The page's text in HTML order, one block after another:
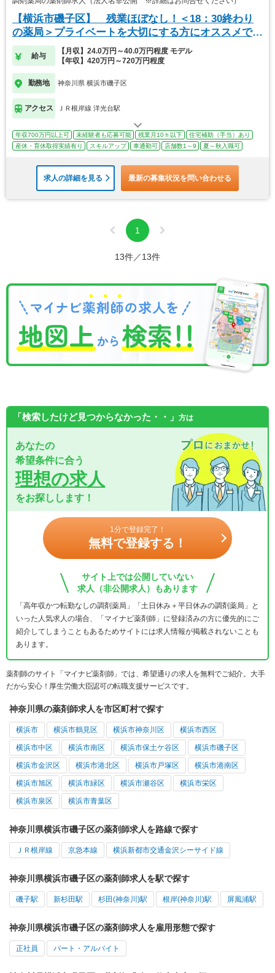
【横浜市磯子区】 残業ほぼなし！＜18：30終わり
の薬局＞プライベートを大切にする方にオススメで
す！
給与
【月収】24.0万円～40.0万円程度 モデル
【年収】420万円～720万円程度
勤務地 神奈川県 横浜市磯子区
アクセス ＪＲ根岸線 洋光台駅
年収700万円以上可 未経験者も応募可能 残業月10ｈ以下
住宅補助（手当）あり
産休・育休取得実績有り
スキルアップ 車通勤可 店舗数1～9 夏～秋入職可
求人の詳細を見る 最新の募集状況を問い合わせる
1
13件／13件
「検索したけど見つからなかった・・」 方は
あなたの
希望条件に合う
理想の求人
をお探しします！
1分で登録完了！
無料で登録する！
サイト上では公開していない
求人（非公開求人）もあります
「高年収かつ転勤なしの調剤薬局」「土日休み＋平日休みの調剤薬局」と
いった人気求人の場合、「マイナビ薬剤師」に登録済みの方に優先的にご
紹介してしまうこともあるためサイトには求人情報が掲載されないことも
あります。
薬剤師のサイト「マイナビ薬剤師」では、希望通りの求人を無料でご紹介。大手
だから安心！厚生労働大臣認可の転職支援サービスです。
神奈川県の薬剤師求人を市区町村で探す
横浜市 横浜市鶴見区 横浜市神奈川区 横浜市西区
横浜市中区 横浜市南区 横浜市保土ケ谷区 横浜市磯子区
横浜市金沢区 横浜市港北区 横浜市戸塚区 横浜市港南区
横浜市旭区 横浜市緑区 横浜市瀬谷区 横浜市栄区
横浜市泉区 横浜市青葉区
神奈川県横浜市磯子区の薬剤師求人を路線で探す
ＪＲ根岸線 京急本線 横浜新都市交通金沢シーサイド線
神奈川県横浜市磯子区の薬剤師求人を駅で探す
磯子駅 新杉田駅 杉田(神奈川)駅 根岸(神奈川)駅 屏風浦駅
神奈川県横浜市磯子区の薬剤師求人を雇用形態で探す
正社員 パート・アルバイト